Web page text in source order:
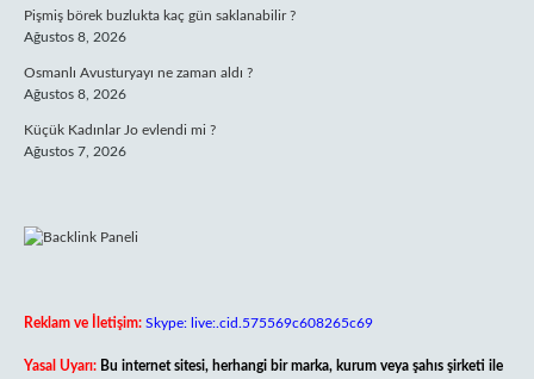
Pişmiş börek buzlukta kaç gün saklanabilir ?
Ağustos 8, 2026
Osmanlı Avusturyayı ne zaman aldı ?
Ağustos 8, 2026
Küçük Kadınlar Jo evlendi mi ?
Ağustos 7, 2026
Reklam ve İletişim: Skype: live:.cid.575569c608265c69
Yasal Uyarı: Bu internet sitesi, herhangi bir marka, kurum veya şahıs şirketi ile